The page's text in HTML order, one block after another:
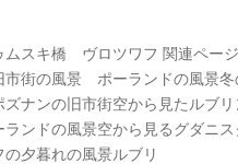
ムスキ橋 ヴロツワフ 関連ペー
街の風景 ポーランドの風景冬
ズナンの旧市街空から見たルブリ
ンドの風景空から見るグダニス
の夕暮れの風景ルブリ